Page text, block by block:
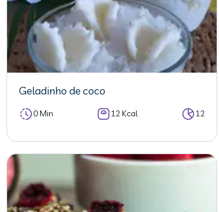
Geladinho de coco
0 Min 12 Kcal 12